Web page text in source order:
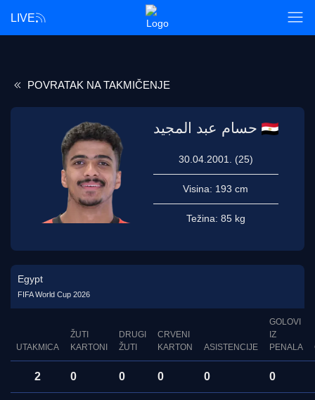
LIVE
POVRATAK NA TAKMIČENJE
حسام عبد المجيد
30.04.2001. (25)
Visina: 193 cm
Težina: 85 kg
Egypt
FIFA World Cup 2026
UTAKMICA
ŽUTI
KARTONI
DRUGI
ŽUTI
CRVENI
KARTON
ASISTENCIJE
GOLOVI
IZ
PENALA
2 0 0 0 0 0